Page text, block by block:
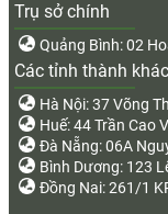
Trụ sở chính
Quảng Bình: 02
Các tỉnh thành khác
Hà Nội: 37 Võng
Huế: 44 Trần Cao
Đà Nẵng: 06A
Bình Dương: 123
Đồng Nai: 261/1